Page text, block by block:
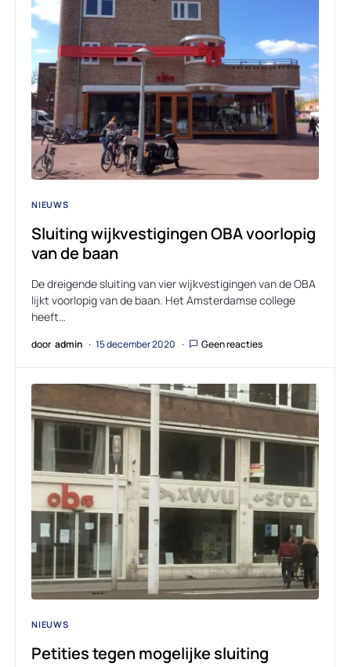
NIEUWS
Sluiting wijkvestigingen OBA voorlopig
van de baan
De dreigende sluiting van vier wijkvestigingen van de OBA
lijkt voorlopig van de baan. Het Amsterdamse college
heeft…
door admin 15 december 2020 Geen reacties
NIEUWS
Petities tegen mogelijke sluiting